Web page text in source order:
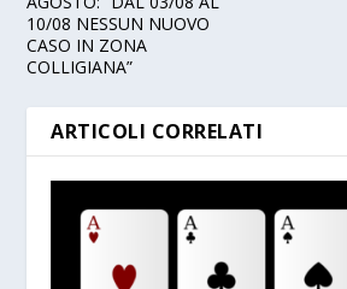
10/08 NESSUN NUOVO
CASO IN ZONA
COLLIGIANA”
ARTICOLI CORRELATI